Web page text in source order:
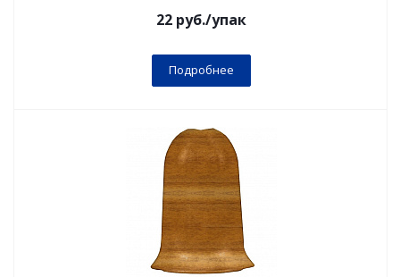
22руб./упак
Подробнее